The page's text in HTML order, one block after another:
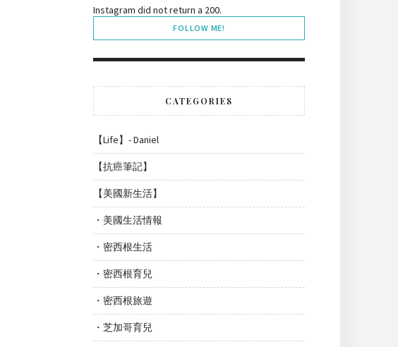
Instagram did not return a 200.
FOLLOW ME!
CATEGORIES
【Life】- Daniel
【抗癌筆記】
【美國新生活】
・美國生活情報
・密西根生活
・密西根育兒
・密西根旅遊
・芝加哥育兒